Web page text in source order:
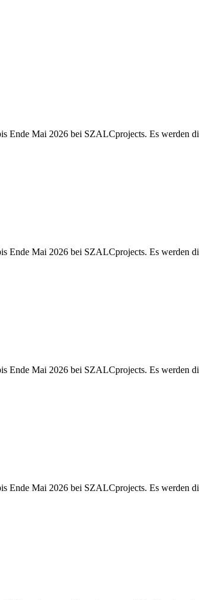
Ende Mai 2026 bei SZALCprojects. Es werden
Ende Mai 2026 bei SZALCprojects. Es werden
Ende Mai 2026 bei SZALCprojects. Es werden
Ende Mai 2026 bei SZALCprojects. Es werden